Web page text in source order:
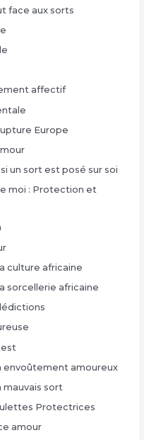
face aux sorts
affectif
Europe
un sort est posé sur soi
moi : Protection et
culture africaine
sorcellerie africaine
envoûtement amoureux
mauvais sort
Protectrices
amour